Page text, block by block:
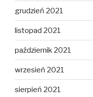
grudzień 2021
listopad 2021
październik 2021
wrzesień 2021
sierpień 2021